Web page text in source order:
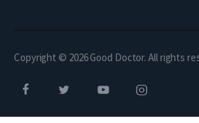
Copyright © 2026 Good Doctor. All rights